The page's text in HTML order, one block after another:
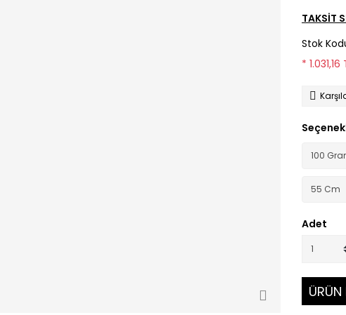
TAKSİT
Stok
*
Adet
ÜRÜN